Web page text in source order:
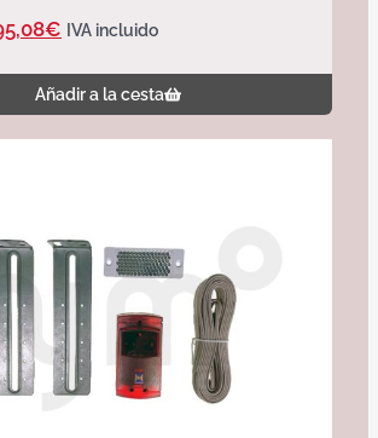
€ IVA incluido
Añadir a la cesta